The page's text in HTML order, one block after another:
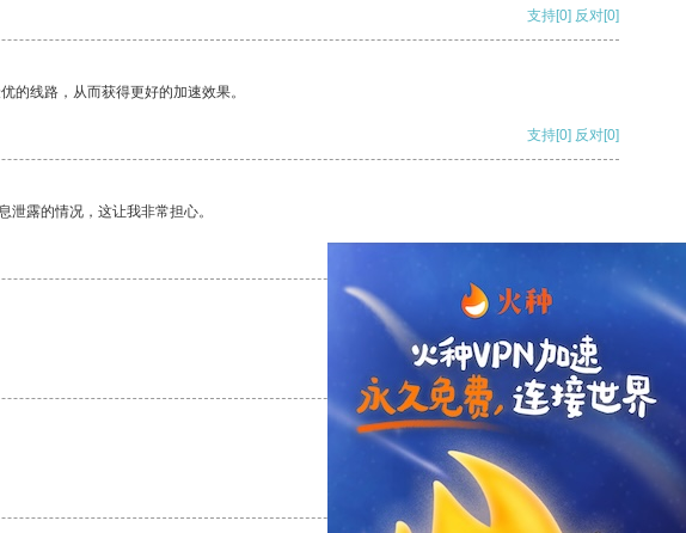
支持[0] 反对[0]
的线路，从而获得更好的加速效果。
支持[0] 反对[0]
露的情况，这让我非常担心。
支持 [0] 反对 [0]
支持